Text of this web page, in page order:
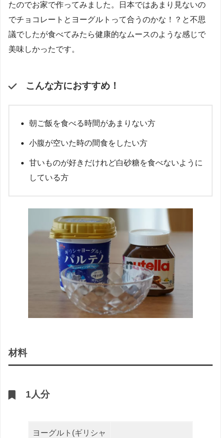
たのでお家で作ってみました。日本ではあまり見ないの
でチョコレートとヨーグルトって合うのかな！？と不思
議でしたが食べてみたら健康的なムースのような感じで
美味しかったです。
こんな方におすすめ！
朝ご飯を食べる時間があまりない方
小腹が空いた時の間食をしたい方
甘いものが好きだけれど白砂糖を食べないように
している方
材料
1人分
ヨーグルト(ギリシャ